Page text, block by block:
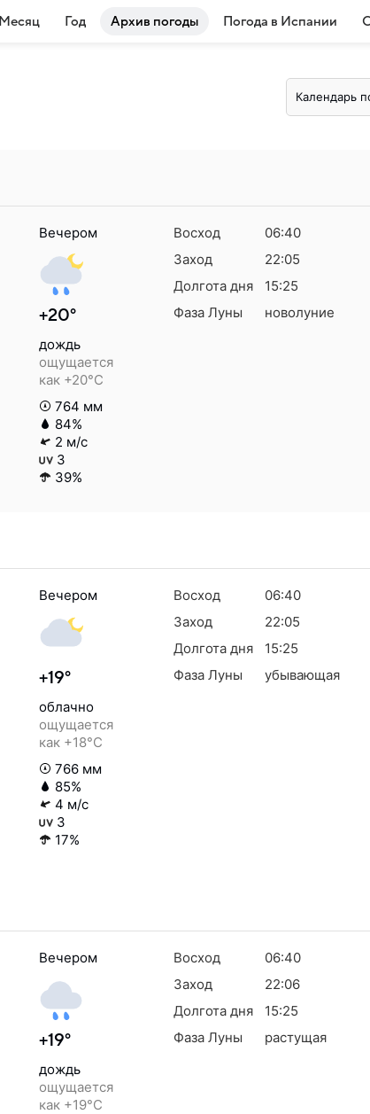
Месяц Год Архив погоды Погода в Испании
Календарь
Вечером
+20°
дождь
ощущается
как +20°C
764 мм
84%
2 м/с
3
39%
Восход
06:40
Заход
22:05
Долгота дня
15:25
Фаза Луны
новолуние
Вечером
+19°
облачно
ощущается
как +18°C
766 мм
85%
4 м/с
3
17%
Восход
06:40
Заход
22:05
Долгота дня
15:25
Фаза Луны
убывающая
Вечером
+19°
дождь
ощущается
как +19°C
Восход
06:40
Заход
22:06
Долгота дня
15:25
Фаза Луны
растущая